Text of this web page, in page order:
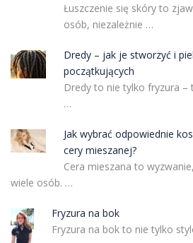
Łuszczenie się skóry to
osób, niezależnie …
Dredy – jak je stworzyć i
początkujących
Dredy to nie tylko fryzura
…
Jak wybrać odpowiednie
cery mieszanej?
Cera mieszana to
wiele osób. …
Fryzura na bok
Fryzura na bok to nie tylko